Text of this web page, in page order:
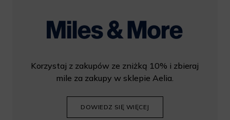
Korzystaj z zakupów ze zniżką 10% i zbieraj
mile za zakupy w sklepie Aelia.
DOWIEDZ SIĘ WIĘCEJ